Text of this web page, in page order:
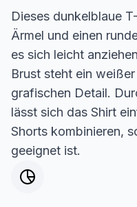
Dieses dunkelblaue
Ärmel und einen
es sich leicht
Brust steht ein
grafischen Detail.
lässt sich das Shirt
Shorts kombinieren,
geeignet ist.